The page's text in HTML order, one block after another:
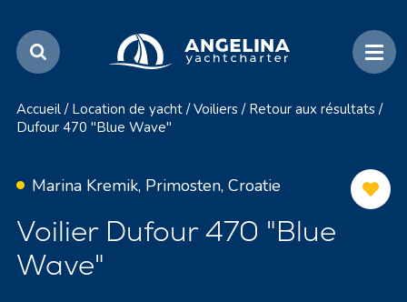
Accueil / Location de yacht / Voiliers / Retour aux résultats /
Dufour 470 "Blue Wave"
Marina Kremik, Primosten, Croatie
Voilier Dufour 470 "Blue
Wave"